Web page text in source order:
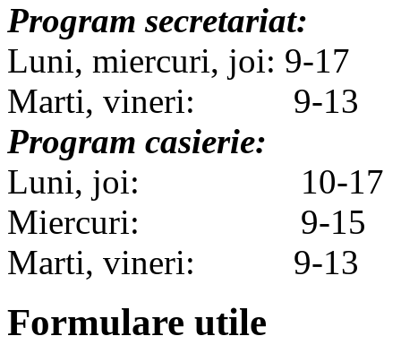
Program secretariat:
Luni, miercuri, joi: 9-17
Marti, vineri: 9-13
Program casierie:
Luni, joi: 10-17
Miercuri: 9-15
Marti, vineri: 9-13
Formulare utile